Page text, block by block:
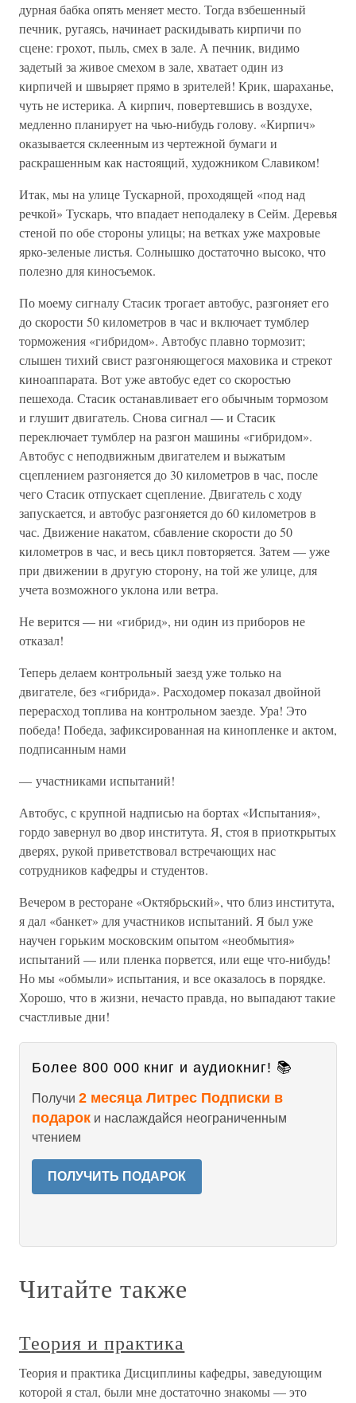
дурная бабка опять меняет место. Тогда взбешенный
печник, ругаясь, начинает раскидывать кирпичи по
сцене: грохот, пыль, смех в зале. А печник, видимо
задетый за живое смехом в зале, хватает один из
кирпичей и швыряет прямо в зрителей! Крик, шараханье,
чуть не истерика. А кирпич, повертевшись в воздухе,
медленно планирует на чью-нибудь голову. «Кирпич»
оказывается склеенным из чертежной бумаги и
раскрашенным как настоящий, художником Славиком!
Итак, мы на улице Тускарной, проходящей «под над
речкой» Тускарь, что впадает неподалеку в Сейм. Деревья
стеной по обе стороны улицы; на ветках уже махровые
ярко-зеленые листья. Солнышко достаточно высоко, что
полезно для киносъемок.
По моему сигналу Стасик трогает автобус, разгоняет его
до скорости 50 километров в час и включает тумблер
торможения «гибридом». Автобус плавно тормозит;
слышен тихий свист разгоняющегося маховика и стрекот
киноаппарата. Вот уже автобус едет со скоростью
пешехода. Стасик останавливает его обычным тормозом
и глушит двигатель. Снова сигнал — и Стасик
переключает тумблер на разгон машины «гибридом».
Автобус с неподвижным двигателем и выжатым
сцеплением разгоняется до 30 километров в час, после
чего Стасик отпускает сцепление. Двигатель с ходу
запускается, и автобус разгоняется до 60 километров в
час. Движение накатом, сбавление скорости до 50
километров в час, и весь цикл повторяется. Затем — уже
при движении в другую сторону, на той же улице, для
учета возможного уклона или ветра.
Не верится — ни «гибрид», ни один из приборов не
отказал!
Теперь делаем контрольный заезд уже только на
двигателе, без «гибрида». Расходомер показал двойной
перерасход топлива на контрольном заезде. Ура! Это
победа! Победа, зафиксированная на кинопленке и актом,
подписанным нами
— участниками испытаний!
Автобус, с крупной надписью на бортах «Испытания»,
гордо завернул во двор института. Я, стоя в приоткрытых
дверях, рукой приветствовал встречающих нас
сотрудников кафедры и студентов.
Вечером в ресторане «Октябрьский», что близ института,
я дал «банкет» для участников испытаний. Я был уже
научен горьким московским опытом «необмытия»
испытаний — или пленка порвется, или еще что-нибудь!
Но мы «обмыли» испытания, и все оказалось в порядке.
Хорошо, что в жизни, нечасто правда, но выпадают такие
счастливые дни!
Более 800 000 книг и аудиокниг! 📚
Получи 2 месяца Литрес Подписки в
подарок и наслаждайся неограниченным
чтением
ПОЛУЧИТЬ ПОДАРОК
Читайте также
Теория и практика
Теория и практика Дисциплины кафедры, заведующим
которой я стал, были мне достаточно знакомы — это